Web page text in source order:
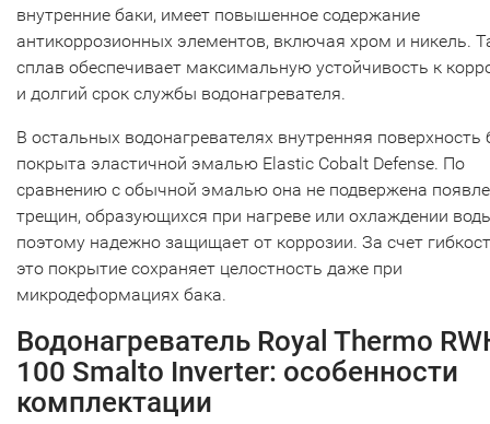
внутренние баки, имеет повышенное содержание
антикоррозионных элементов, включая хром и никель.
сплав обеспечивает максимальную устойчивость к
и долгий срок службы водонагревателя.
В остальных водонагревателях внутренняя поверхность
покрыта эластичной эмалью Elastic Cobalt Defense. По
сравнению с обычной эмалью она не подвержена
трещин, образующихся при нагреве или охлаждении
поэтому надежно защищает от коррозии. За счет
это покрытие сохраняет целостность даже при
микродеформациях бака.
Водонагреватель Royal Thermo
100 Smalto Inverter: особенности
комплектации